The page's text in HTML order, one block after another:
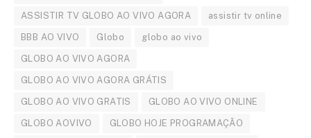
ASSISTIR TV GLOBO AO VIVO AGORA assistir tv online
BBB AO VIVO Globo globo ao vivo
GLOBO AO VIVO AGORA
GLOBO AO VIVO AGORA GRÁTIS
GLOBO AO VIVO GRATIS GLOBO AO VIVO ONLINE
GLOBO AOVIVO GLOBO HOJE PROGRAMAÇÃO